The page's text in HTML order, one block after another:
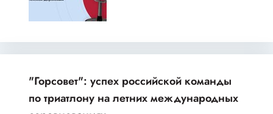
"Горсовет": успех российской команды
по триатлону на летних международных